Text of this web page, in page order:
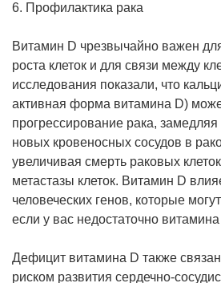
6. Профилактика рака
Витамин D чрезвычайно важен
роста клеток и для связи между
исследования показали, что
активная форма витамина D)
прогрессирование рака, замедляя
новых кровеносных сосудов в
увеличивая смерть раковых
метастазы клеток. Витамин D
человеческих генов, которые
если у вас недостаточно
Дефицит витамина D также
риском развития сердечно-